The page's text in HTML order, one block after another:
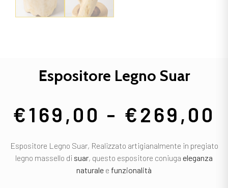
Espositore Legno Suar
€169,00 - €269,00
Espositore Legno Suar, Realizzato artigianalmente in pregiato
legno massello di suar, questo espositore coniuga eleganza
naturale e funzionalità